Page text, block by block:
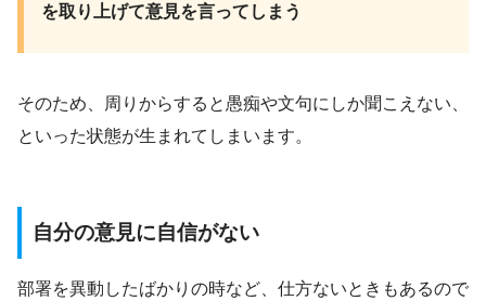
を取り上げて意見を言ってしまう
そのため、周りからすると愚痴や文句にしか聞こえない、
といった状態が生まれてしまいます。
自分の意見に自信がない
部署を異動したばかりの時など、仕方ないときもあるので